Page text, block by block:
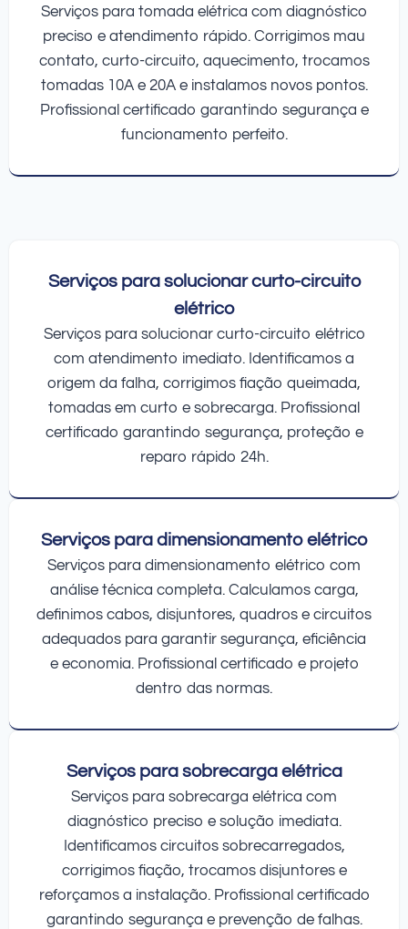
Serviços para tomada elétrica com diagnóstico
preciso e atendimento rápido. Corrigimos mau
contato, curto-circuito, aquecimento, trocamos
tomadas 10A e 20A e instalamos novos pontos.
Profissional certificado garantindo segurança e
funcionamento perfeito.
Serviços para solucionar curto-circuito
elétrico
Serviços para solucionar curto-circuito elétrico
com atendimento imediato. Identificamos a
origem da falha, corrigimos fiação queimada,
tomadas em curto e sobrecarga. Profissional
certificado garantindo segurança, proteção e
reparo rápido 24h.
Serviços para dimensionamento elétrico
Serviços para dimensionamento elétrico com
análise técnica completa. Calculamos carga,
definimos cabos, disjuntores, quadros e circuitos
adequados para garantir segurança, eficiência
e economia. Profissional certificado e projeto
dentro das normas.
Serviços para sobrecarga elétrica
Serviços para sobrecarga elétrica com
diagnóstico preciso e solução imediata.
Identificamos circuitos sobrecarregados,
corrigimos fiação, trocamos disjuntores e
reforçamos a instalação. Profissional certificado
garantindo segurança e prevenção de falhas.